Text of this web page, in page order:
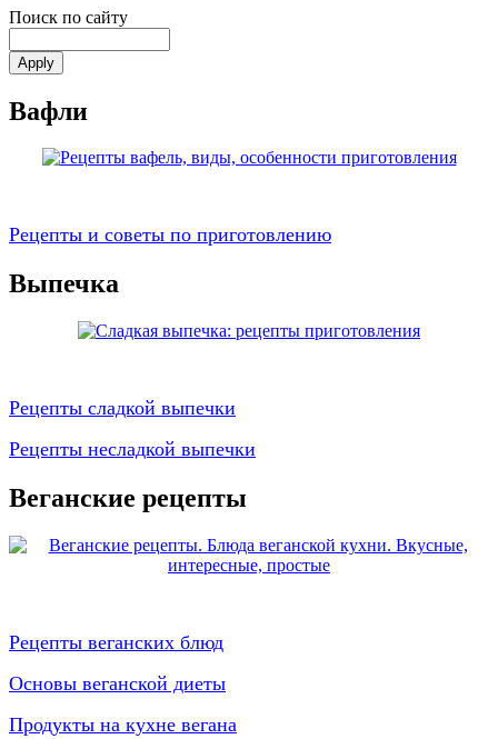
Поиск по сайту
Вафли
Рецепты и советы по приготовлению
Выпечка
Рецепты сладкой выпечки
Рецепты несладкой выпечки
Веганские рецепты
Рецепты веганских блюд
Основы веганской диеты
Продукты на кухне вегана